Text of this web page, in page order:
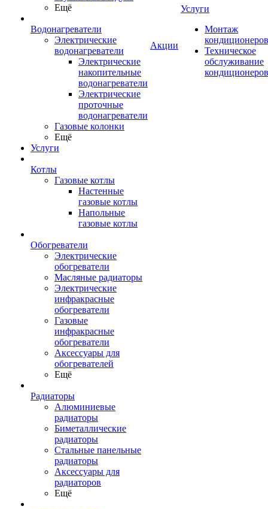
Ещё
Водонагреватели
Электрические
водонагреватели
Электрические
накопительные
водонагреватели
Электрические
проточные
водонагреватели
Газовые колонки
Ещё
Услуги
Котлы
Газовые котлы
Настенные
газовые котлы
Напольные
газовые котлы
Обогреватели
Электрические
обогреватели
Масляные радиаторы
Электрические
инфракрасные
обогреватели
Газовые
инфракрасные
обогреватели
Аксессуары для
обогревателей
Ещё
Радиаторы
Алюминиевые
радиаторы
Биметаллические
радиаторы
Стальные панельные
радиаторы
Аксессуары для
радиаторов
Ещё
Акции
Услуги
Монтаж
кондиционеров
Техническое
обслуживание
кондиционеров